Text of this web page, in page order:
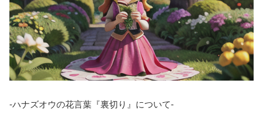
-ハナズオウの花言葉『裏切り』について-